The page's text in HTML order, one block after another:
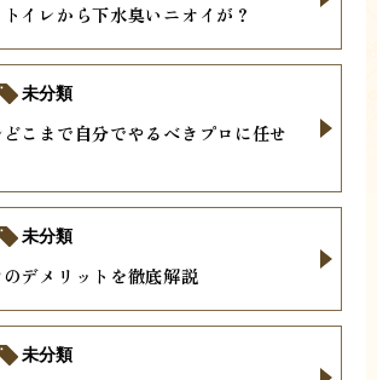
イレから下水臭いニオイが？
こまで自分でやるべきプロに任せ
未分類
デメリットを徹底解説
未分類
未分類